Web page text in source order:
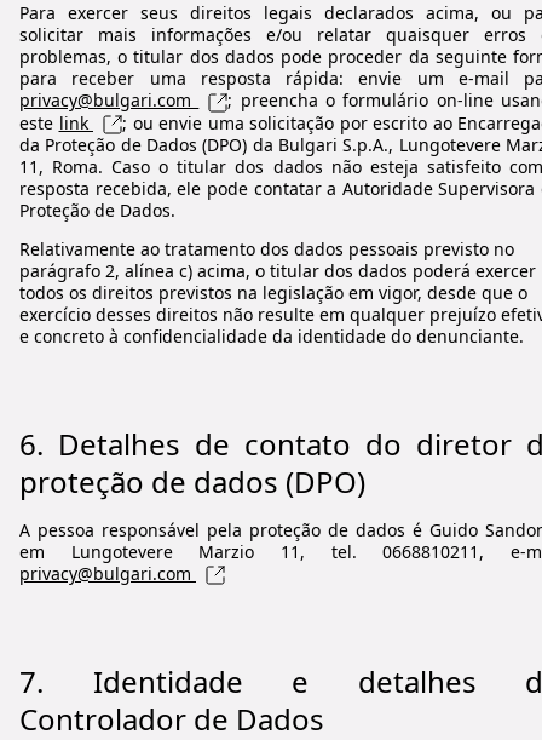
Para exercer seus direitos legais declarados acima, ou
solicitar mais informações e/ou relatar quaisquer erros
problemas, o titular dos dados pode proceder da seguinte
para receber uma resposta rápida: envie um e-mail
privacy@bulgari.com
; preencha o formulário on-line
este link
; ou envie uma solicitação por escrito ao
da Proteção de Dados (DPO) da Bulgari S.p.A., Lungotevere
11, Roma. Caso o titular dos dados não esteja satisfeito
resposta recebida, ele pode contatar a Autoridade Supervisora
Proteção de Dados.
Relativamente ao tratamento dos dados pessoais previsto no
parágrafo 2, alínea c) acima, o titular dos dados poderá exercer
todos os direitos previstos na legislação em vigor, desde que o
exercício desses direitos não resulte em qualquer prejuízo
e concreto à confidencialidade da identidade do denunciante.
6. Detalhes de contato do diretor
proteção de dados (DPO)
A pessoa responsável pela proteção de dados é Guido
em Lungotevere Marzio 11, tel. 0668810211, e-
privacy@bulgari.com
7. Identidade e detalhes
Controlador de Dados